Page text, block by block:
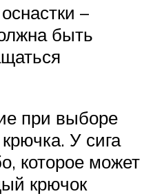
–
быть
при выборе
У сига
которое может
крючок